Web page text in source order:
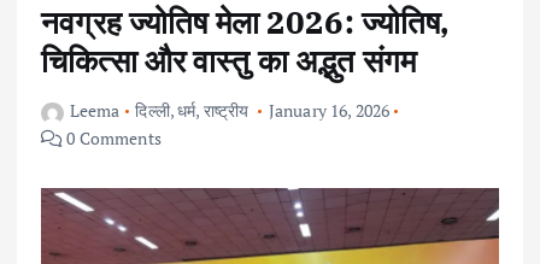
नवग्रह ज्योतिष मेला 2026: ज्योतिष,
चिकित्सा और वास्तु का अद्भुत संगम
Leema दिल्ली,धर्म, राष्ट्रीय
January 16, 2026
0 Comments